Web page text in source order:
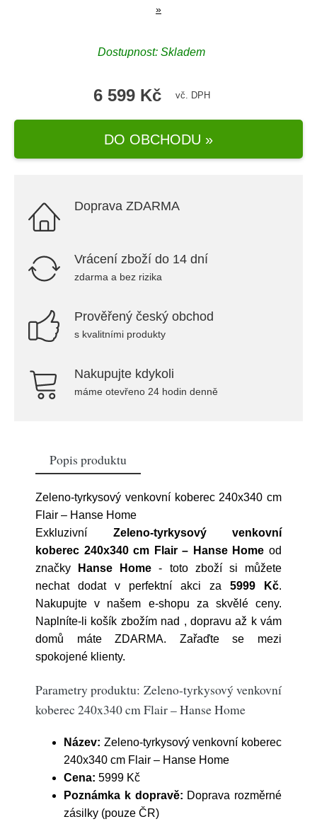
»
Dostupnost: Skladem
6 599 Kč vč. DPH
DO OBCHODU »
Doprava ZDARMA
Vrácení zboží do 14 dní
zdarma a bez rizika
Prověřený český obchod
s kvalitními produkty
Nakupujte kdykoli
máme otevřeno 24 hodin denně
Popis produktu
Zeleno-tyrkysový venkovní koberec 240x340 cm
Flair – Hanse Home
Exkluzivní Zeleno-tyrkysový venkovní
koberec 240x340 cm Flair – Hanse Home od
značky
Hanse Home - toto zboží si můžete
nechat dodat v perfektní akci za 5999 Kč.
Nakupujte v našem e-shopu za skvělé ceny.
Naplníte-li košík zbožím nad , dopravu až k vám
domů máte ZDARMA. Zařaďte se mezi
spokojené klienty.
Parametry produktu: Zeleno-tyrkysový venkovní
koberec 240x340 cm Flair – Hanse Home
Název: Zeleno-tyrkysový venkovní koberec
240x340 cm Flair – Hanse Home
Cena: 5999 Kč
Poznámka k dopravě: Doprava rozměrné
zásilky (pouze ČR)